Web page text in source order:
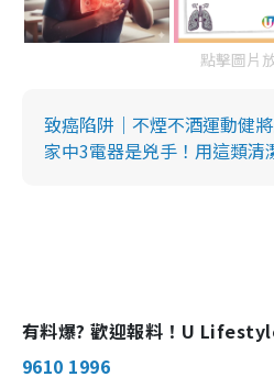
點擊圖片
致癌陷阱｜不煙不酒運動健
家中3電器是兇手！用這類清
有料爆? 歡迎報料！U
9610 1996